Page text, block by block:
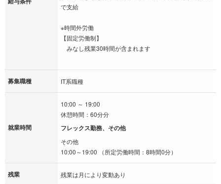
で支給
※時間外労働
【固定労働制】
みなし残業30時間が含まれます
募集職種 IT系職種
就業時間
10:00 ～ 19:00
休憩時間：60分分
フレックス勤務、その他
その他
10:00～19:00 （所定労働時間：8時間0分）
残業 残業は月により変動あり